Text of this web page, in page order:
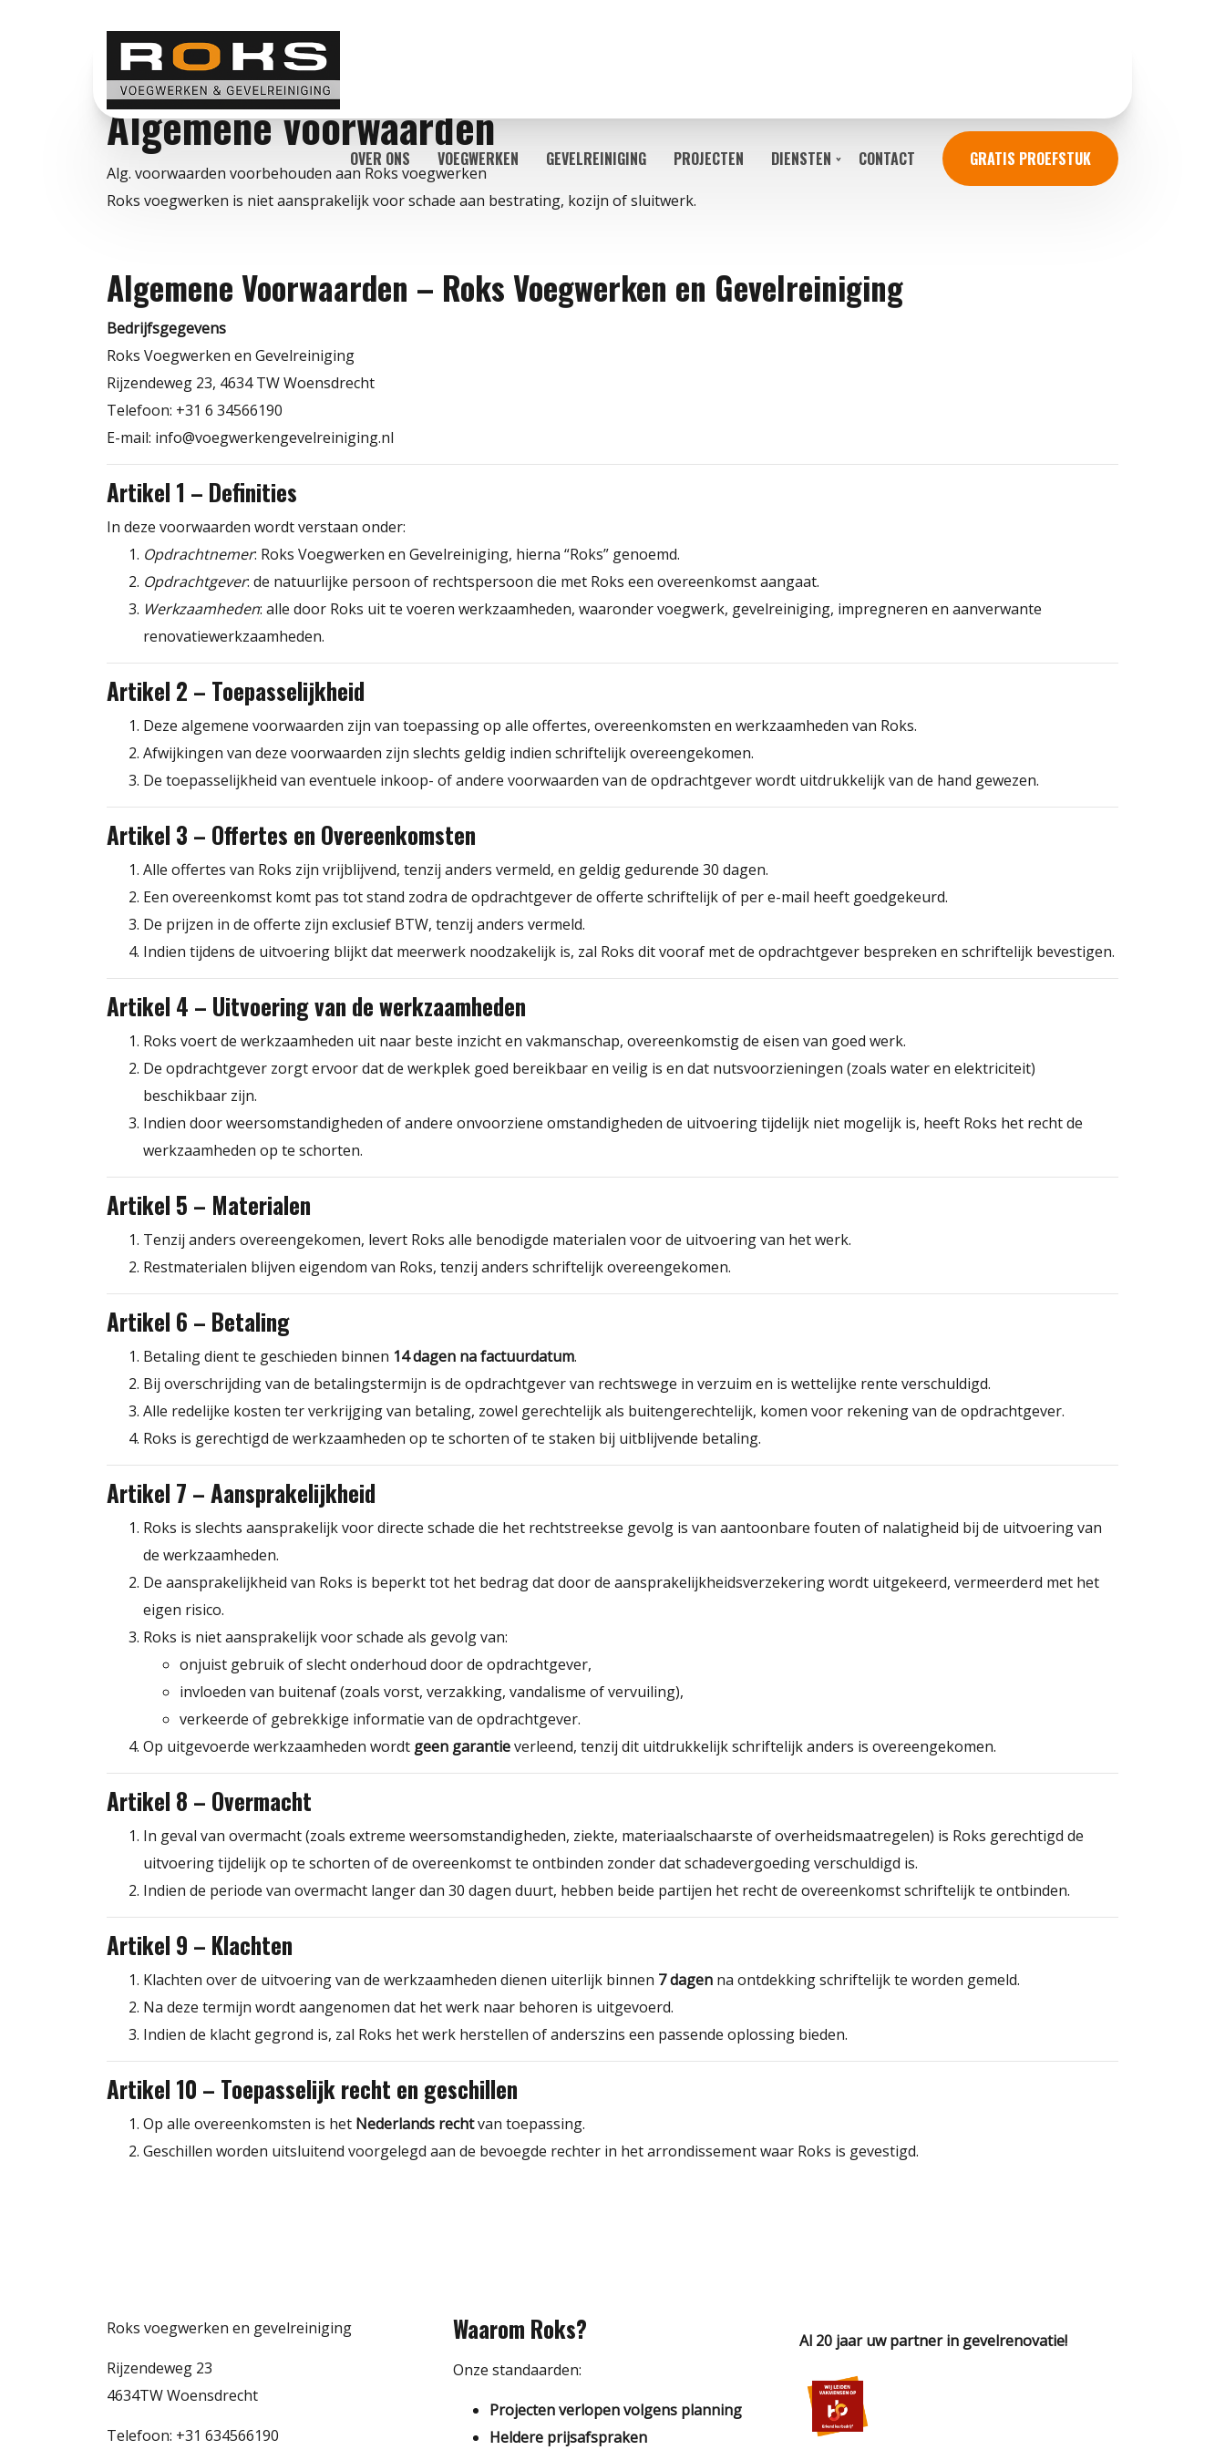
OVER ONS VOEGWERKEN GEVELREINIGING PROJECTEN DIENSTEN CONTACT GRATIS PROEFSTUK
Algemene voorwaarden
Alg. voorwaarden voorbehouden aan Roks voegwerken
Roks voegwerken is niet aansprakelijk voor schade aan bestrating, kozijn of sluitwerk.
Algemene Voorwaarden – Roks Voegwerken en Gevelreiniging
Bedrijfsgegevens
Roks Voegwerken en Gevelreiniging
Rijzendeweg 23, 4634 TW Woensdrecht
Telefoon: +31 6 34566190
E-mail: info@voegwerkengevelreiniging.nl
Artikel 1 – Definities
In deze voorwaarden wordt verstaan onder:
Opdrachtnemer: Roks Voegwerken en Gevelreiniging, hierna “Roks” genoemd.
Opdrachtgever: de natuurlijke persoon of rechtspersoon die met Roks een overeenkomst aangaat.
Werkzaamheden: alle door Roks uit te voeren werkzaamheden, waaronder voegwerk, gevelreiniging, impregneren en aanverwante
renovatiewerkzaamheden.
Artikel 2 – Toepasselijkheid
Deze algemene voorwaarden zijn van toepassing op alle offertes, overeenkomsten en werkzaamheden van Roks.
Afwijkingen van deze voorwaarden zijn slechts geldig indien schriftelijk overeengekomen.
De toepasselijkheid van eventuele inkoop- of andere voorwaarden van de opdrachtgever wordt uitdrukkelijk van de hand gewezen.
Artikel 3 – Offertes en Overeenkomsten
Alle offertes van Roks zijn vrijblijvend, tenzij anders vermeld, en geldig gedurende 30 dagen.
Een overeenkomst komt pas tot stand zodra de opdrachtgever de offerte schriftelijk of per e-mail heeft goedgekeurd.
De prijzen in de offerte zijn exclusief BTW, tenzij anders vermeld.
Indien tijdens de uitvoering blijkt dat meerwerk noodzakelijk is, zal Roks dit vooraf met de opdrachtgever bespreken en schriftelijk bevestigen.
Artikel 4 – Uitvoering van de werkzaamheden
Roks voert de werkzaamheden uit naar beste inzicht en vakmanschap, overeenkomstig de eisen van goed werk.
De opdrachtgever zorgt ervoor dat de werkplek goed bereikbaar en veilig is en dat nutsvoorzieningen (zoals water en elektriciteit)
beschikbaar zijn.
Indien door weersomstandigheden of andere onvoorziene omstandigheden de uitvoering tijdelijk niet mogelijk is, heeft Roks het recht de
werkzaamheden op te schorten.
Artikel 5 – Materialen
Tenzij anders overeengekomen, levert Roks alle benodigde materialen voor de uitvoering van het werk.
Restmaterialen blijven eigendom van Roks, tenzij anders schriftelijk overeengekomen.
Artikel 6 – Betaling
Betaling dient te geschieden binnen 14 dagen na factuurdatum.
Bij overschrijding van de betalingstermijn is de opdrachtgever van rechtswege in verzuim en is wettelijke rente verschuldigd.
Alle redelijke kosten ter verkrijging van betaling, zowel gerechtelijk als buitengerechtelijk, komen voor rekening van de opdrachtgever.
Roks is gerechtigd de werkzaamheden op te schorten of te staken bij uitblijvende betaling.
Artikel 7 – Aansprakelijkheid
Roks is slechts aansprakelijk voor directe schade die het rechtstreekse gevolg is van aantoonbare fouten of nalatigheid bij de uitvoering van
de werkzaamheden.
De aansprakelijkheid van Roks is beperkt tot het bedrag dat door de aansprakelijkheidsverzekering wordt uitgekeerd, vermeerderd met het
eigen risico.
Roks is niet aansprakelijk voor schade als gevolg van:
onjuist gebruik of slecht onderhoud door de opdrachtgever,
invloeden van buitenaf (zoals vorst, verzakking, vandalisme of vervuiling),
verkeerde of gebrekkige informatie van de opdrachtgever.
Op uitgevoerde werkzaamheden wordt geen garantieverleend, tenzij dit uitdrukkelijk schriftelijk anders is overeengekomen.
Artikel 8 – Overmacht
In geval van overmacht (zoals extreme weersomstandigheden, ziekte, materiaalschaarste of overheidsmaatregelen) is Roks gerechtigd de
uitvoering tijdelijk op te schorten of de overeenkomst te ontbinden zonder dat schadevergoeding verschuldigd is.
Indien de periode van overmacht langer dan 30 dagen duurt, hebben beide partijen het recht de overeenkomst schriftelijk te ontbinden.
Artikel 9 – Klachten
Klachten over de uitvoering van de werkzaamheden dienen uiterlijk binnen 7 dagen na ontdekking schriftelijk te worden gemeld.
Na deze termijn wordt aangenomen dat het werk naar behoren is uitgevoerd.
Indien de klacht gegrond is, zal Roks het werk herstellen of anderszins een passende oplossing bieden.
Artikel 10 – Toepasselijk recht en geschillen
Op alle overeenkomsten is het Nederlands rechtvan toepassing.
Geschillen worden uitsluitend voorgelegd aan de bevoegde rechter in het arrondissement waar Roks is gevestigd.
Roks voegwerken en gevelreiniging
Rijzendeweg 23
4634TW Woensdrecht
Telefoon: +31 634566190
Waarom Roks?
Onze standaarden:
Projecten verlopen volgens planning
Heldere prijsafspraken
Al 20 jaar uw partner in gevelrenovatie!